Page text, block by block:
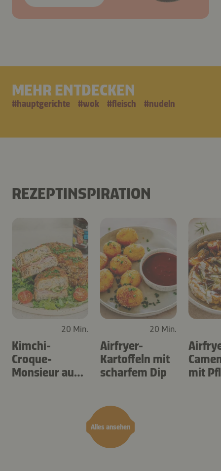
MEHR ENTDECKEN
#hauptgerichte #wok #fleisch #nudeln
REZEPTINSPIRATION
Alles ansehen
20 Min.
Kimchi-
Croque-
Monsieur aus
20 Min.
Airfryer-
Kartoffeln mit
scharfem Dip
mit